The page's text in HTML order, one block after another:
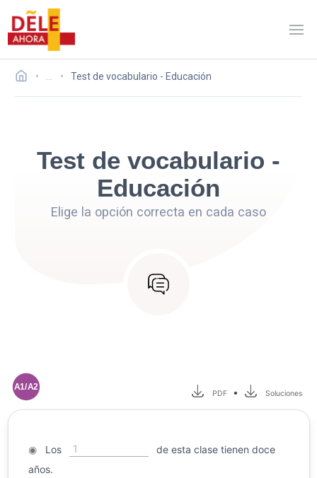
Test de vocabulario - Educación
Test de vocabulario -
Educación
Elige la opción correcta en cada caso
A1/A2
PDF • Soluciones
◉Los 1
de esta clase tienen doce
años.